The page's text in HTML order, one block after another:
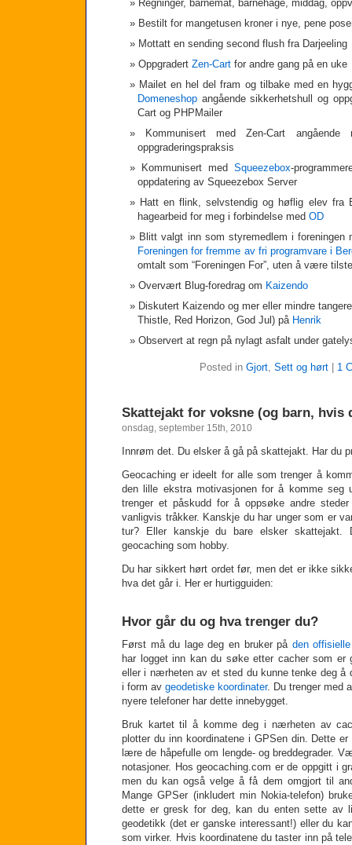
Regninger, barnemat, barnehage, middag,
Bestilt for mangetusen kroner i nye, pene
Mottatt en sending second flush fra Darjeeling
Oppgradert Zen-Cart for andre gang på en uke
Mailet en hel del fram og tilbake med en
Domeneshop angående sikkerhetshull og
Cart og PHPMailer
Kommunisert med Zen-Cart angående
oppgraderingspraksis
Kommunisert med Squeezebox-
oppdatering av Squeezebox Server
Hatt en flink, selvstendig og høflig elev fra
hagearbeid for meg i forbindelse med OD
Blitt valgt inn som styremedlem i foreningen
Foreningen for fremme av fri programvare i
omtalt som “Foreningen For”, uten å være
Overvært Blug-foredrag om Kaizendo
Diskutert Kaizendo og mer eller mindre
Thistle, Red Horizon, God Jul) på Henrik
Observert at regn på nylagt asfalt under
Posted in Gjort, Sett og hørt| 1
Skattejakt for voksne (og barn, hvis
onsdag, september 15th, 2010
Innrøm det. Du elsker å gå på skattejakt. Har du
Geocaching er ideelt for alle som trenger å
den lille ekstra motivasjonen for å komme seg
trenger et påskudd for å oppsøke andre
vanligvis tråkker. Kanskje du har unger som er
tur? Eller kanskje du bare elsker skattejakt.
geocaching som hobby.
Du har sikkert hørt ordet før, men det er ikke
hva det går i. Her er hurtigguiden:
Hvor går du og hva trenger du?
Først må du lage deg en bruker på den
har logget inn kan du søke etter cacher som
eller i nærheten av et sted du kunne tenke deg å
i form av geodetiske koordinater. Du trenger med
nyere telefoner har dette innebygget.
Bruk kartet til å komme deg i nærheten av
plotter du inn koordinatene i GPSen din. Dette
lære de håpefulle om lengde- og breddegrader.
notasjoner. Hos geocaching.com er de oppgitt i
men du kan også velge å få dem omgjort til
Mange GPSer (inkludert min Nokia-telefon)
dette er gresk for deg, kan du enten sette
geodetikk (det er ganske interessant!) eller du
som virker. Hvis koordinatene du taster inn på